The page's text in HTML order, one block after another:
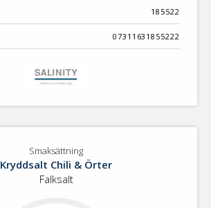
185522
07311631855222
Smaksättning
Kryddsalt Chili & Örter
Falksalt